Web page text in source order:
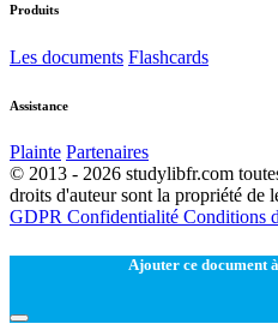
Produits
Les documents Flashcards
Assistance
Plainte Partenaires
© 2013 - 2026 studylibfr.com
droits d'auteur sont la propriété de
GDPR Confidentialité Conditions
Ajouter ce document